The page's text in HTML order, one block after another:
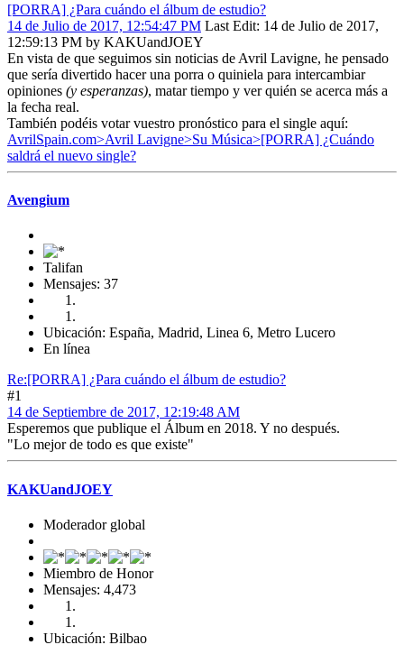
[PORRA] ¿Para cuándo el álbum de estudio?
14 de Julio de 2017, 12:54:47 PM Last Edit: 14 de Julio de 2017,
12:59:13 PM by KAKUandJOEY
En vista de que seguimos sin noticias de Avril Lavigne, he pensado
que sería divertido hacer una porra o quiniela para intercambiar
opiniones (y esperanzas), matar tiempo y ver quién se acerca más a
la fecha real.
También podéis votar vuestro pronóstico para el single aquí:
AvrilSpain.com>Avril Lavigne>Su Música>[PORRA] ¿Cuándo
saldrá el nuevo single?
Avengium
Talifan
Mensajes: 37
Ubicación: España, Madrid, Linea 6, Metro Lucero
En línea
Re:[PORRA] ¿Para cuándo el álbum de estudio?
#1
14 de Septiembre de 2017, 12:19:48 AM
Esperemos que publique el Álbum en 2018. Y no después.
"Lo mejor de todo es que existe"
KAKUandJOEY
Moderador global
Miembro de Honor
Mensajes: 4,473
Ubicación: Bilbao